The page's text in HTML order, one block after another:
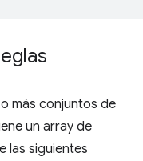
más conjuntos de
un array de
las siguientes